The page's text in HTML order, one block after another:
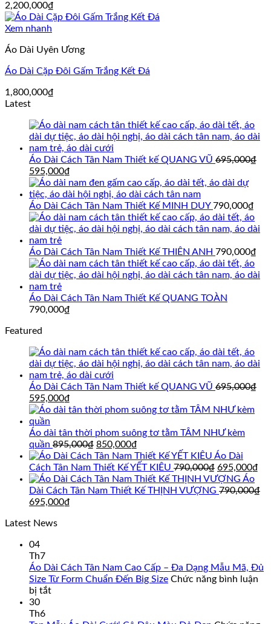
2,200,000₫
Xem nhanh
Áo Dài Uyên Ương
Áo Dài Cặp Đôi Gấm Trắng Kết Đá
1,800,000₫
Latest
Áo Dài Cách Tân Nam Thiết kế QUANG VŨ 695,000₫
Giá
gốc
là:
695,000₫.
595,000₫
hiện
tại
là:
595,000₫.
Áo Dài Cách Tân Nam Thiết Kế MINH DUY 790,000₫
Áo Dài Cách Tân Nam Thiết Kế THIÊN ANH 790,000₫
Áo Dài Cách Tân Nam Thiết Kế QUANG TOÀN
790,000₫
Featured
Áo Dài Cách Tân Nam Thiết kế QUANG VŨ 695,000₫
Giá
gốc
là:
695,000₫.
595,000₫
hiện
là:
595,000₫.
Áo dài tân thời phom suông tơ tằm TÂM NHƯ kèm
quần 895,000₫ Giá
gốc
là:
895,000₫.
850,000₫
hiện
tại
là:
850,000₫.
Áo Dài
Cách Tân Nam Thiết Kế YẾT KIÊU 790,000₫ Giá
gốc
là:
695,000₫
tại
Áo
Dài Cách Tân Nam Thiết Kế THỊNH VƯỢNG 790,000₫
Giá
là:
695,000₫
Latest News
04
Th7
Áo Dài Cách Tân Nam Cao Cấp – Đa Dạng Mẫu Mã, Đủ
Size Từ Form Chuẩn Đến Big Size Chức năng bình luận
bị tắtở
30
Th6